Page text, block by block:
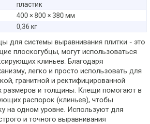
пластик
400 × 800 × 380 мм
0,36 кг
для системы выравнивания плитки - это
плоскогубцы, могут использоваться
клиньев. Благодаря
легко и просто использовать для
гранитной и ректифицированной
размеров и толщины. Клещи помогают в
распорок (клиньев), чтобы
на одном уровне. Используют для
и точного выравнивания